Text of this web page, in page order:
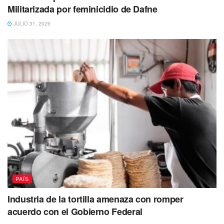
Militarizada por feminicidio de Dafne
JULIO 31, 2026
PAÍS
Industria de la tortilla amenaza con romper
acuerdo con el Gobierno Federal